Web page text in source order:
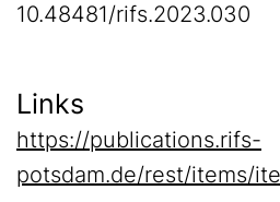
10.48481/rifs.2023.030
Links
https://publications.rifs-
potsdam.de/rest/items/